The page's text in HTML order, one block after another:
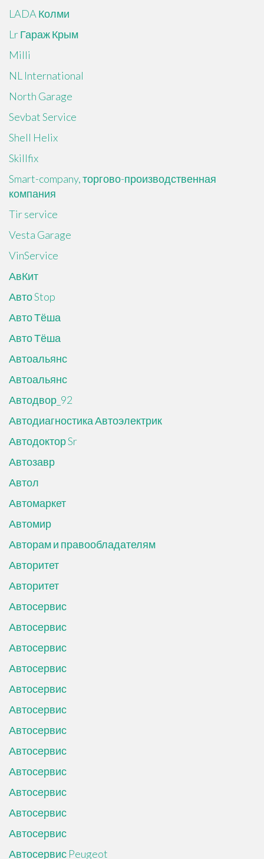
LADA Колми
Lr Гараж Крым
Milli
NL International
North Garage
Sevbat Service
Shell Helix
Skillfix
Smart-company, торгово-производственная
компания
Tir service
Vesta Garage
VinService
АвКит
Авто Stop
Авто Тёша
Авто Тёша
Автоальянс
Автоальянс
Автодвор_92
Автодиагностика Автоэлектрик
Автодоктор Sr
Автозавр
Автол
Автомаркет
Автомир
Авторам и правообладателям
Авторитет
Авторитет
Автосервис
Автосервис
Автосервис
Автосервис
Автосервис
Автосервис
Автосервис
Автосервис
Автосервис
Автосервис
Автосервис
Автосервис
Автосервис Peugeot